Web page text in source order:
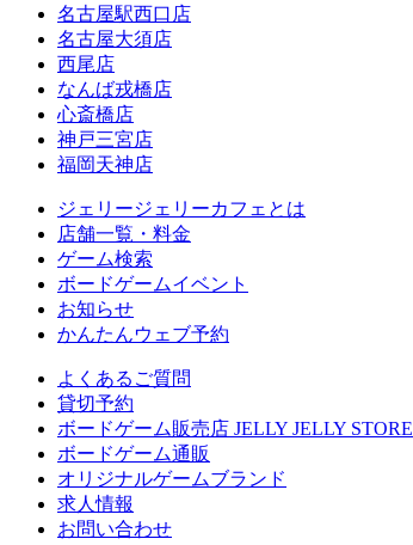
名古屋駅西口店
名古屋大須店
西尾店
なんば戎橋店
心斎橋店
神戸三宮店
福岡天神店
ジェリージェリーカフェとは
店舗一覧・料金
ゲーム検索
ボードゲームイベント
お知らせ
かんたんウェブ予約
よくあるご質問
貸切予約
ボードゲーム販売店 JELLY JELLY STORE
ボードゲーム通販
オリジナルゲームブランド
求人情報
お問い合わせ